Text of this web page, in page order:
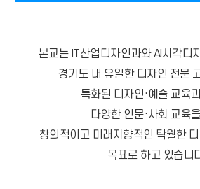
본교는 IT산업디자인과와 AI시각디
경기도 내 유일한 디자인 전문
특화된 디자인·예술 교육
다양한 인문·사회 교육
창의적이고 미래지향적인 탁월한
목표로 하고 있습니